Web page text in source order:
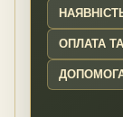
ОПЛАТА